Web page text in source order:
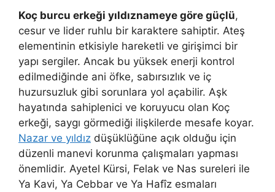
Koç burcu erkeği yıldıznameye göre güçlü,
cesur ve lider ruhlu bir karaktere sahiptir. Ateş
elementinin etkisiyle hareketli ve girişimci bir
yapı sergiler. Ancak bu yüksek enerji kontrol
edilmediğinde ani öfke, sabırsızlık ve iç
huzursuzluk gibi sorunlara yol açabilir. Aşk
hayatında sahiplenici ve koruyucu olan Koç
erkeği, saygı görmediği ilişkilerde mesafe koyar.
Nazar ve yıldız düşüklüğüne açık olduğu için
düzenli manevi korunma çalışmaları yapması
önemlidir. Ayetel Kürsi, Felak ve Nas sureleri ile
Ya Kavi, Ya Cebbar ve Ya Hafîz esmaları